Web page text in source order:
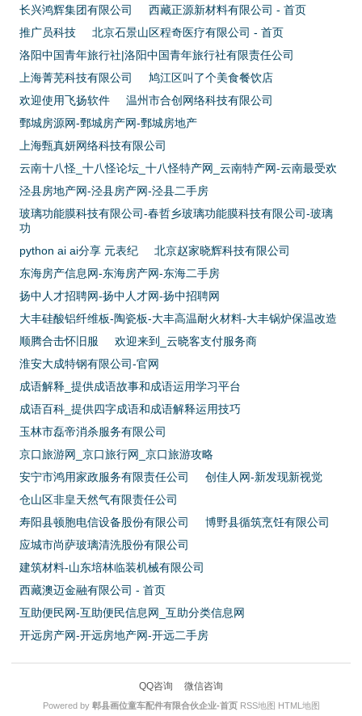
长兴鸿辉集团有限公司
西藏正源新材料有限公司 - 首页
推广员科技
北京石景山区程奇医疗有限公司 - 首页
洛阳中国青年旅行社|洛阳中国青年旅行社有限责任公司
上海菁芜科技有限公司
鸠江区叫了个美食餐饮店
欢迎使用飞扬软件
温州市合创网络科技有限公司
鄄城房源网-鄄城房产网-鄄城房地产
上海甄真妍网络科技有限公司
云南十八怪_十八怪论坛_十八怪特产网_云南特产网-云南最受欢
泾县房地产网-泾县房产网-泾县二手房
玻璃功能膜科技有限公司-春哲乡玻璃功能膜科技有限公司-玻璃
功
python ai ai分享 元表纪
北京赵家晓辉科技有限公司
东海房产信息网-东海房产网-东海二手房
扬中人才招聘网-扬中人才网-扬中招聘网
大丰硅酸铝纤维板-陶瓷板-大丰高温耐火材料-大丰锅炉保温改造
顺腾合击怀旧服
欢迎来到_云晓客支付服务商
淮安大成特钢有限公司-官网
成语解释_提供成语故事和成语运用学习平台
成语百科_提供四字成语和成语解释运用技巧
玉林市磊帝消杀服务有限公司
京口旅游网_京口旅行网_京口旅游攻略
安宁市鸿用家政服务有限责任公司
创佳人网-新发现新视觉
仓山区非皇天然气有限责任公司
寿阳县顿胞电信设备股份有限公司
博野县循筑烹饪有限公司
应城市尚萨玻璃清洗股份有限公司
建筑材料-山东培林临装机械有限公司
西藏澳迈金融有限公司 - 首页
互助便民网-互助便民信息网_互助分类信息网
开远房产网-开远房地产网-开远二手房
QQ咨询 微信咨询
Powered by 郫县画位童车配件有限合伙企业-首页 RSS地图 HTML地图